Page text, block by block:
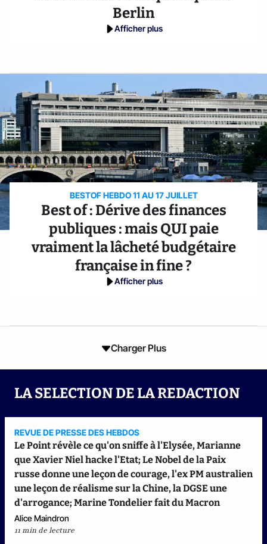
Berlin
Afficher plus
BESTOF HEBDO 11 AU 17 JUILLET
Best of : Dérive des finances
publiques : mais QUI paie
vraiment la lâcheté budgétaire
française in fine ?
Afficher plus
Charger Plus
LA SELECTION DE LA REDACTION
REVUE DE PRESSE DES HEBDOS
Le Point révèle ce qu'on sniffe à l'Elysée, Marianne
que Xavier Niel hacke l'Etat; Le Nobel de la Paix
russe donne une leçon de courage, l'ex PM australien
une leçon de réalisme sur la Chine, la DGSE une
d'arrogance; Marine Tondelier fait du Macron
Alice Maindron
11 min de lecture